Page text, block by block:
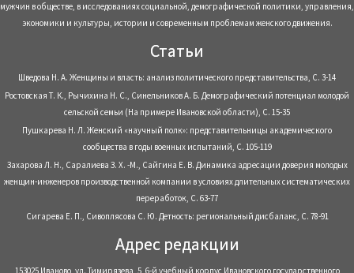
мужчин в обществе, в исследованиях социальной, демографической политики, управления,
экономики и культуры, истории и современным проблемам женского движения.
Статьи
Шведова Н. А. Женщины и власть: анализ политического представительства, С. 3-14
Ростовская Т. К., Рычихина Н. С., Синельников А. Б. Демографический потенциал молодой
сельской семьи (На примере Ивановской области), С. 15-35
Пушкарева Н. Л. Женский «научный полк»: представительницы академического
сообщества в годы военных испытаний, С. 105-119
Захарова Л. Н., Саралиева З. Х. -М., Сайгина Е. В. Динамика адресации доверия молодых
женщин-инженеров производственной компании в условиях длительных систематических
переработок, С. 63-77
Сигарева Е. П., Сивоплясова С. Ю. Детность: региональный дисбаланс, С. 78-91
Адрес редакции
153025 Иваново, ул. Тимирязева, 5, 6-й учебный корпус Ивановского государственного